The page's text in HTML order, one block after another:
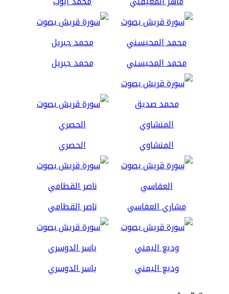
محمد المحيسني محمد جبريل
المنشاوي الحصري
مشاري العفاسي ناصر القطامي
وديع اليمني ياسر الدوسري